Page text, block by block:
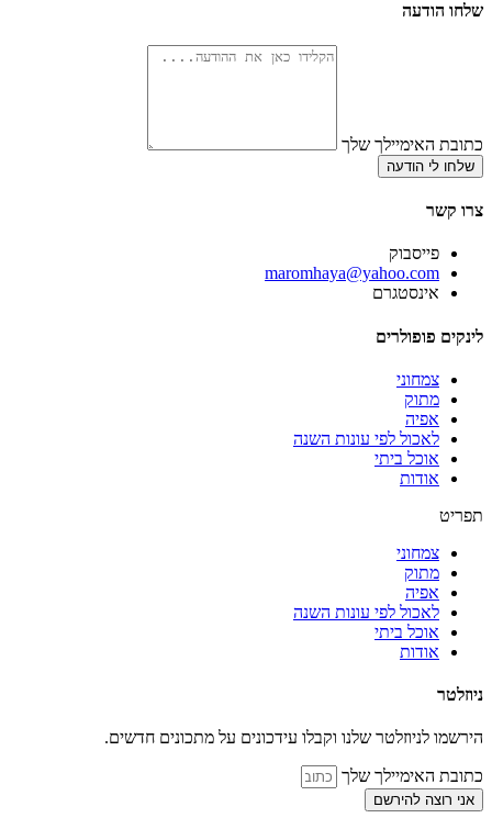
שלחו הודעה
כתובת האימיילך שלך
שלחו לי הודעה
צרו קשר
פייסבוק
‫maromhaya@yahoo.com
אינסטגרם
לינקים פופולרים
צמחוני
מתוק
אפיה
לאכול לפי עונות השנה
אוכל ביתי
אודות
תפריט
צמחוני
מתוק
אפיה
לאכול לפי עונות השנה
אוכל ביתי
אודות
ניוזלטר
הירשמו לניוזלטר שלנו וקבלו עידכונים על מתכונים חדשים.
כתובת האימיילך שלך
אני רוצה להירשם